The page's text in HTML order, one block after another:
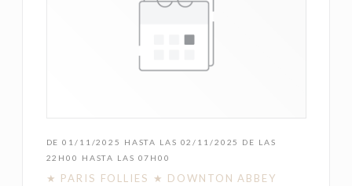
DE 01/11/2025 HASTA LAS 02/11/2025 DE LAS
22H00 HASTA LAS 07H00
★ PARIS FOLLIES ★ DOWNTON ABBEY